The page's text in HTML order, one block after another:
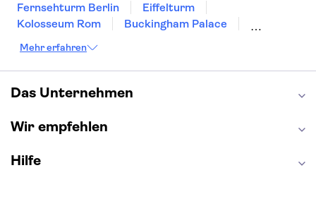
Fernsehturm Berlin
Eiffelturm
Kolosseum Rom
Buckingham Palace
Sagrada Familia
Moulin Rouge
Burj Khalifa
Keukenhof
London Eye
Elbphilharmonie
Mehr erfahren
Das Unternehmen
Wir empfehlen
Hilfe